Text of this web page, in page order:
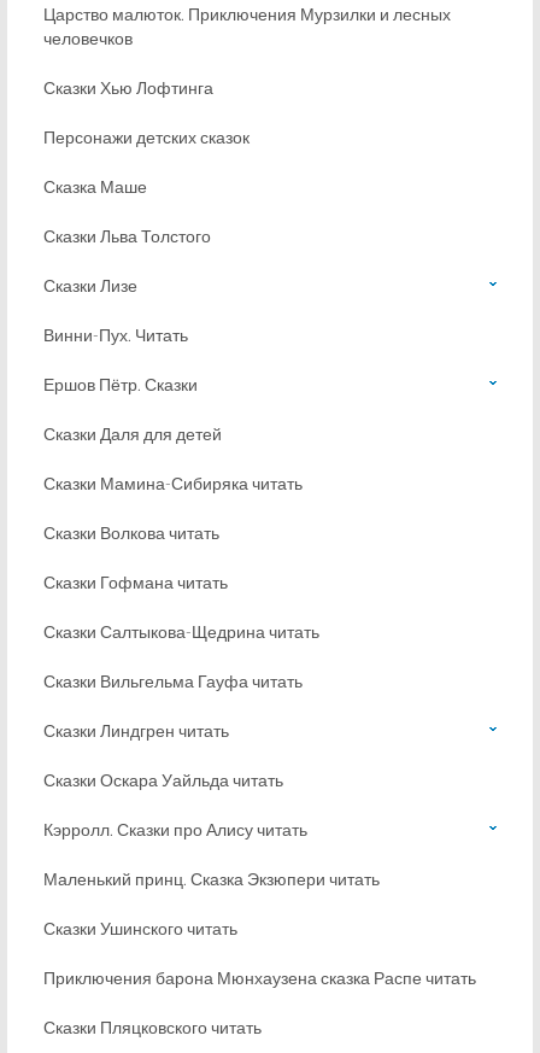
Царство малюток. Приключения Мурзилки и лесных
человечков
Сказки Хью Лофтинга
Персонажи детских сказок
Сказка Маше
Сказки Льва Толстого
Сказки Лизе
Винни-Пух. Читать
Ершов Пётр. Сказки
Сказки Даля для детей
Сказки Мамина-Сибиряка читать
Сказки Волкова читать
Сказки Гофмана читать
Сказки Салтыкова-Щедрина читать
Сказки Вильгельма Гауфа читать
Сказки Линдгрен читать
Сказки Оскара Уайльда читать
Кэрролл. Сказки про Алису читать
Маленький принц. Сказка Экзюпери читать
Сказки Ушинского читать
Приключения барона Мюнхаузена сказка Распе читать
Сказки Пляцковского читать